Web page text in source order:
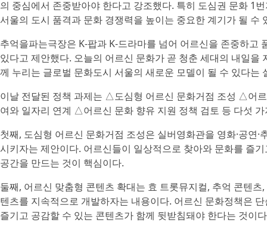
의 중심에서 존중받아야 한다고 강조했다. 특히 도심권 문화 1
서울의 도시 품격과 문화 경쟁력을 높이는 중요한 계기가 될 수
추억을파는극장은 K-팝과 K-드라마를 넘어 어르신을 존중하
있다고 제안했다. 오늘의 어르신 문화가 곧 청춘 세대의 내일
께 누리는 글로벌 문화도시 서울의 새로운 모델이 될 수 있다는
이날 전달된 정책 과제는 △도심형 어르신 문화거점 조성 △어
여와 일자리 연계 △어르신 문화 향유 지원 정책 검토 등 다섯 가
첫째, 도심형 어르신 문화거점 조성은 실버영화관을 영화·공연
시키자는 제안이다. 어르신들이 일상적으로 찾아와 문화를 즐
공간을 만드는 것이 핵심이다.
둘째, 어르신 맞춤형 콘텐츠 확대는 효 트롯뮤지컬, 추억 콘텐
텐츠를 지속적으로 개발하자는 내용이다. 어르신 문화정책은
즐기고 공감할 수 있는 콘텐츠가 함께 뒷받침돼야 한다는 것이